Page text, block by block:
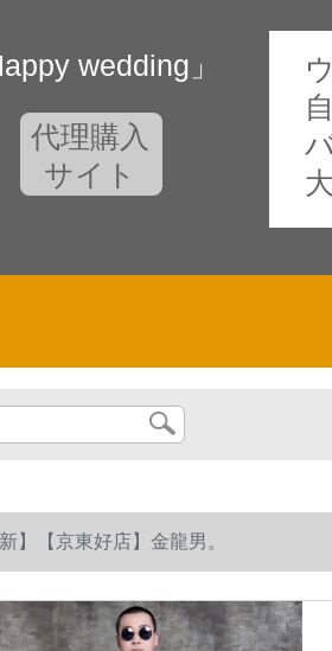
wedding」
代理購入
サイト
】【京東好店】金龍男。